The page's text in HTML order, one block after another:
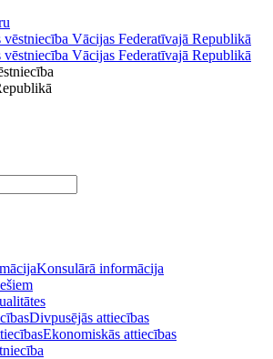
Konsulārā informācija
Divpusējās attiecības
Ekonomiskās attiecības